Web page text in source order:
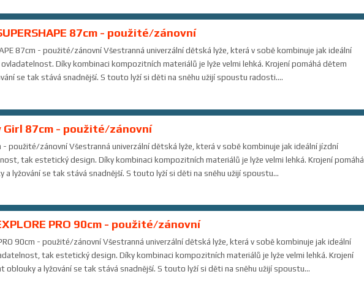
87cm - použité/zánovní
87cm - použité/zánovní Všestranná univerzální dětská lyže, která v sobě kombinuje jak ideální
Díky kombinaci kompozitních materiálů je lyže velmi lehká. Krojení pomáhá dětem
se tak stává snadnější. S touto lyží si děti na sněhu užijí spoustu radosti....
Girl 87cm - použité/zánovní
- použité/zánovní Všestranná univerzální dětská lyže, která v sobě kombinuje jak ideální jízdní
tak estetický design. Díky kombinaci kompozitních materiálů je lyže velmi lehká. Krojení pomáhá
lyžování se tak stává snadnější. S touto lyží si děti na sněhu užijí spoustu...
PRO 90cm - použité/zánovní
90cm - použité/zánovní Všestranná univerzální dětská lyže, která v sobě kombinuje jak ideální
tak estetický design. Díky kombinaci kompozitních materiálů je lyže velmi lehká. Krojení
oblouky a lyžování se tak stává snadnější. S touto lyží si děti na sněhu užijí spoustu...